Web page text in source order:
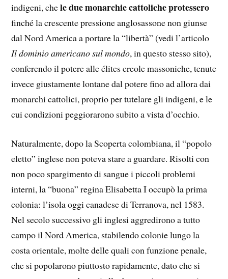
indigeni, chele due monarchie cattoliche protessero
finché la crescente pressione anglosassone non giunse
dal Nord America a portare la “libertà” (vedi l’articolo
Il dominio americano sul mondo, in questo stesso sito),
conferendo il potere alle élites creole massoniche, tenute
invece giustamente lontane dal potere fino ad allora dai
monarchi cattolici, proprio per tutelare gli indigeni, e le
cui condizioni peggiorarono subito a vista d’occhio.
Naturalmente, dopo la Scoperta colombiana, il “popolo
eletto” inglese non poteva stare a guardare. Risolti con
non poco spargimento di sangue i piccoli problemi
interni, la “buona” regina Elisabetta I occupò la prima
colonia: l’isola oggi canadese di Terranova, nel 1583.
Nel secolo successivo gli inglesi aggredirono a tutto
campo il Nord America, stabilendo colonie lungo la
costa orientale, molte delle quali con funzione penale,
che si popolarono piuttosto rapidamente, dato che si